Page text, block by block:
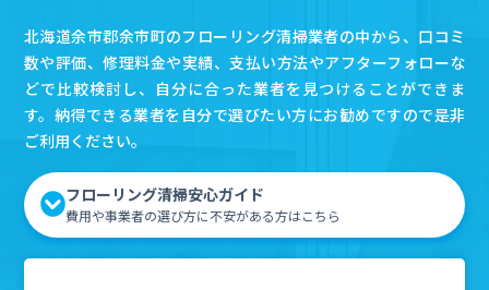
北海道余市郡余市町のフローリング清掃業者の中から、口コミ
数や評価、修理料金や実績、支払い方法やアフターフォローな
どで比較検討し、自分に合った業者を見つけることができま
す。納得できる業者を自分で選びたい方にお勧めですので是非
ご利用ください。
フローリング清掃安心ガイド
費用や事業者の選び方に不安がある方はこちら